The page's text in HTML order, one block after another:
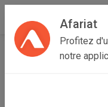
Afariat
Profitez
notre
Accueil Recherche